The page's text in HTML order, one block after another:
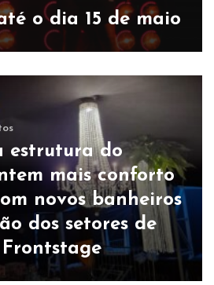
o dia 15 de maio
estrutura do
mais conforto
novos banheiros
dos setores de